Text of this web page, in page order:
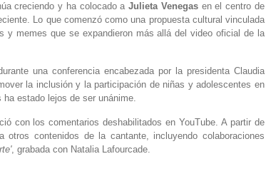
creciendo y ha colocado a Julieta Venegas en el centro de
Lo que comenzó como una propuesta cultural vinculada
y memes que se expandieron más allá del video oficial de la
una conferencia encabezada por la presidenta Claudia
la inclusión y la participación de niñas y adolescentes en
estado lejos de ser unánime.
con los comentarios deshabilitados en YouTube. A partir de
contenidos de la cantante, incluyendo colaboraciones
, grabada con Natalia Lafourcade.